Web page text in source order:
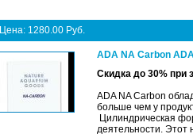
Цена: 1280.00 Руб.
ADA NA Carbon
Скидка до 30% при
ADA NA Carbon
больше чем у
Цилиндрическая
деятельности. Этот